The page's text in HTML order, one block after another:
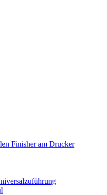
Finisher am Drucker